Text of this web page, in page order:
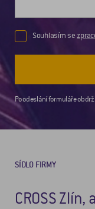
Souhlasím se
Po odeslání formuláře
SÍDLO FIRMY
CROSS Zlín,